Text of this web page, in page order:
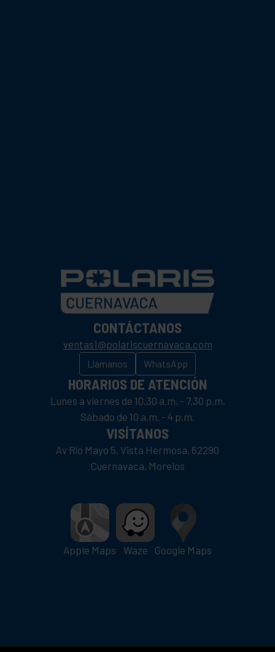
CONTÁCTANOS
ventas1@polariscuernavaca.com
Llámanos WhatsApp
HORARIOS DE ATENCIÓN
Lunes a viernes de 10.30 a.m. - 7.30 p.m.
Sábado de 10 a.m. - 4 p.m.
VISÍTANOS
Av Río Mayo 5, Vista Hermosa, 62290
Cuernavaca, Morelos
Apple Maps Waze Google Maps